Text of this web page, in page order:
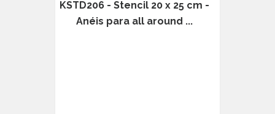
KSTD206 - Stencil 20 x 25 cm -
Anéis para all around ...